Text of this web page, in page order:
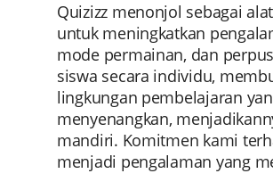
Quizizz menonjol sebagai
untuk meningkatkan
mode permainan, dan
siswa secara individu,
lingkungan pembelajaran
menyenangkan,
mandiri. Komitmen kami
menjadi pengalaman yang